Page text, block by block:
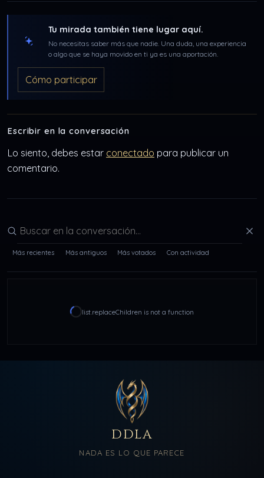
Tu mirada también tiene lugar aquí.
No necesitas saber más que nadie. Una duda, una experiencia
o algo que se haya movido en ti ya es una aportación.
Cómo participar
Escribir en la conversación
Lo siento, debes estar conectado para publicar un
comentario.
Buscar en la conversación
Más recientes Más antiguos Más votados Con actividad
list.replaceChildren is not a function
DDLA
NADA ES LO QUE PARECE